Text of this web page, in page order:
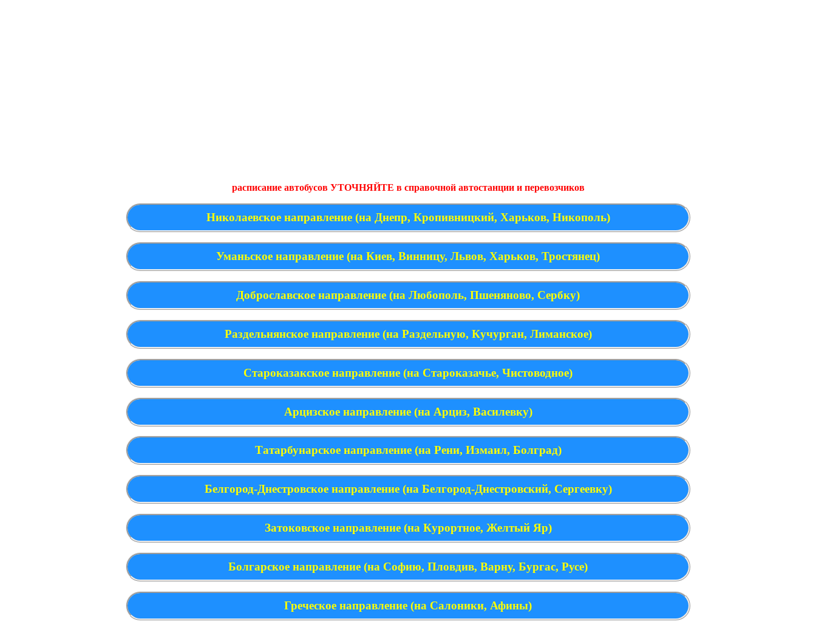
расписание автобусов УТОЧНЯЙТЕ в справочной автостанции и перевозчиков
Николаевское направление (на Днепр, Кропивницкий, Харьков, Никополь)
Уманьское направление (на Киев, Винницу, Львов, Харьков, Тростянец)
Доброславское направление (на Любополь, Пшеняново, Сербку)
Раздельнянское направление (на Раздельную, Кучурган, Лиманское)
Староказакское направление (на Староказачье, Чистоводное)
Арцизское направление (на Арциз, Василевку)
Татарбунарское направление (на Рени, Измаил, Болград)
Белгород-Днестровское направление (на Белгород-Днестровский, Сергеевку)
Затоковское направление (на Курортное, Желтый Яр)
Болгарское направление (на Софию, Пловдив, Варну, Бургас, Русе)
Греческое направление (на Салоники, Афины)